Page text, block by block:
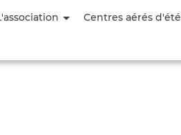
Aller
principal
Centres aérés d'été